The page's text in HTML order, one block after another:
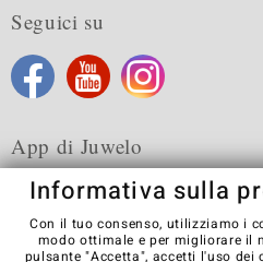
Seguici su
App di Juwelo
Informativa sulla
Con il tuo consenso, utilizziamo i
modo ottimale e per migliorare il
pulsante "Accetta", accetti l'uso dei